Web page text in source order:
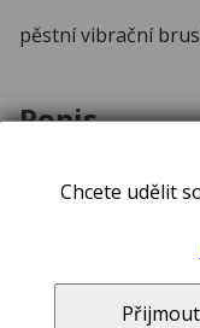
pěstní vibrační
Popis
zaručuje vynikající
Chcete udělit
Přijmout